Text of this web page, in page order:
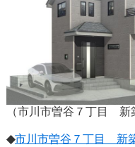
（市川市曽谷７丁目 新
◆市川市曽谷７丁目 新